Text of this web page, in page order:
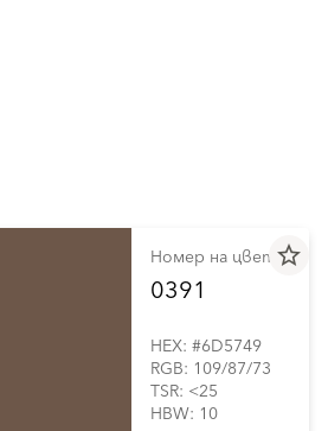
star_border
Номер на цвета
0391
HEX: #6D5749
RGB: 109/87/73
TSR: <25
HBW: 10